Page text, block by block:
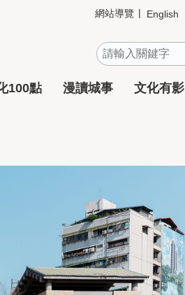
網站導覽 English
100點 漫讀城事 文化有影